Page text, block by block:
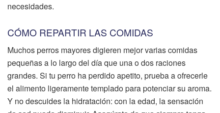
necesidades.
CÓMO REPARTIR LAS COMIDAS
Muchos perros mayores digieren mejor varias comidas
pequeñas a lo largo del día que una o dos raciones
grandes. Si tu perro ha perdido apetito, prueba a ofrecerle
el alimento ligeramente templado para potenciar su aroma.
Y no descuides la hidratación: con la edad, la sensación